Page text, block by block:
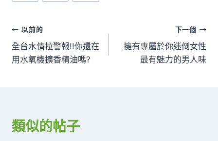
籤：
文
章
以前的
全台水情拉警報!!你還在
用水氧機擴香精油嗎?
下一個
擁有專屬於你迷倒女性
最有魅力的男人味
類似的帖子